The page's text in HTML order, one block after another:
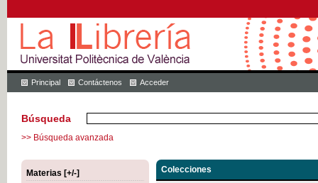
Principal Contáctenos Acceder
Búsqueda
>> Búsqueda avanzada
Materias [+/-]
Colecciones